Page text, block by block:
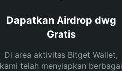
Dapatkan Airdrop dwg
Gratis
Di area aktivitas Bitget Wallet,
kami telah menyiapkan berbagai